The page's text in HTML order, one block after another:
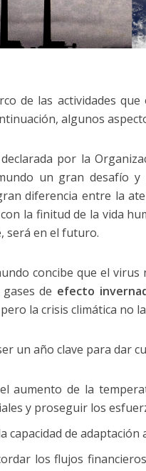
de las actividades
algunos
por la
un gran desafío y
diferencia entre la
la finitud de la vida
será en el futuro.
concibe que el
de efecto
la crisis climática no
un año clave para dar
aumento de la
y proseguir los
capacidad de
los flujos